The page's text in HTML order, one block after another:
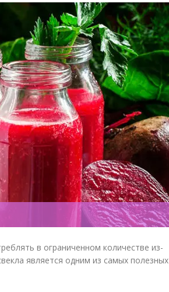
в ограниченном количестве из-
является одним из самых полезных